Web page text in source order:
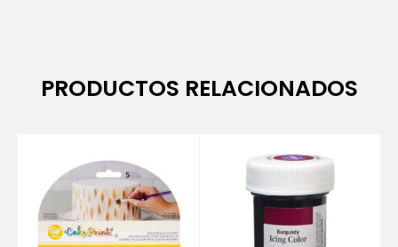
PRODUCTOS RELACIONADOS